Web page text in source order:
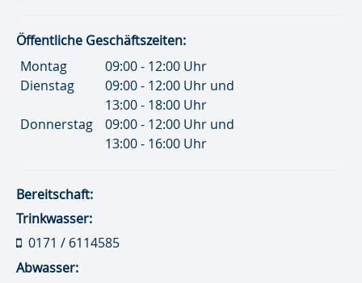
Öffentliche Geschäftszeiten:
Montag
09:00 - 12:00 Uhr
Dienstag
09:00 - 12:00 Uhr und
13:00 - 18:00 Uhr
Donnerstag
09:00 - 12:00 Uhr und
13:00 - 16:00 Uhr
Bereitschaft:
Trinkwasser:
0171 / 6114585
Abwasser: